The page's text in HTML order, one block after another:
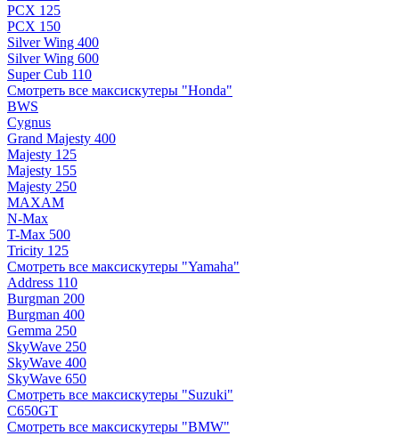
PCX 125
PCX 150
Silver Wing 400
Silver Wing 600
Super Cub 110
Смотреть все максискутеры "Honda"
BWS
Cygnus
Grand Majesty 400
Majesty 125
Majesty 155
Majesty 250
MAXAM
N-Max
T-Max 500
Tricity 125
Смотреть все максискутеры "Yamaha"
Address 110
Burgman 200
Burgman 400
Gemma 250
SkyWave 250
SkyWave 400
SkyWave 650
Смотреть все максискутеры "Suzuki"
C650GT
Смотреть все максискутеры "BMW"